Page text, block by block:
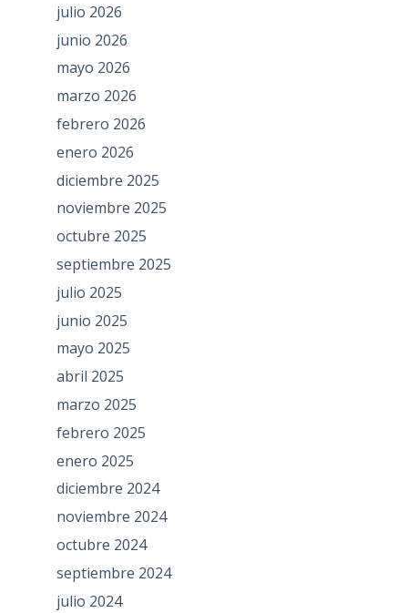
julio 2026
junio 2026
mayo 2026
marzo 2026
febrero 2026
enero 2026
diciembre 2025
noviembre 2025
octubre 2025
septiembre 2025
julio 2025
junio 2025
mayo 2025
abril 2025
marzo 2025
febrero 2025
enero 2025
diciembre 2024
noviembre 2024
octubre 2024
septiembre 2024
julio 2024